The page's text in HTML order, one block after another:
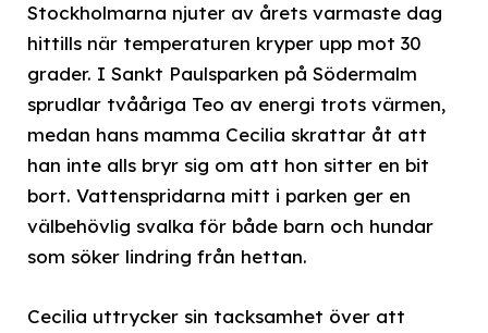
Stockholmarna njuter av årets varmaste dag
hittills när temperaturen kryper upp mot 30
grader. I Sankt Paulsparken på Södermalm
sprudlar tvååriga Teo av energi trots värmen,
medan hans mamma Cecilia skrattar åt att
han inte alls bryr sig om att hon sitter en bit
bort. Vattenspridarna mitt i parken ger en
välbehövlig svalka för både barn och hundar
som söker lindring från hettan.
Cecilia uttrycker sin tacksamhet över att